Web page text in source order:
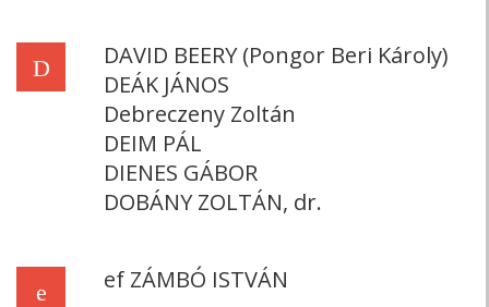
D
DAVID BEERY (Pongor Beri Károly)
DEÁK JÁNOS
Debreczeny Zoltán
DEIM PÁL
DIENES GÁBOR
DOBÁNY ZOLTÁN, dr.
e ef ZÁMBÓ ISTVÁN